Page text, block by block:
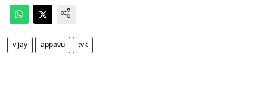
vijay appavu tvk